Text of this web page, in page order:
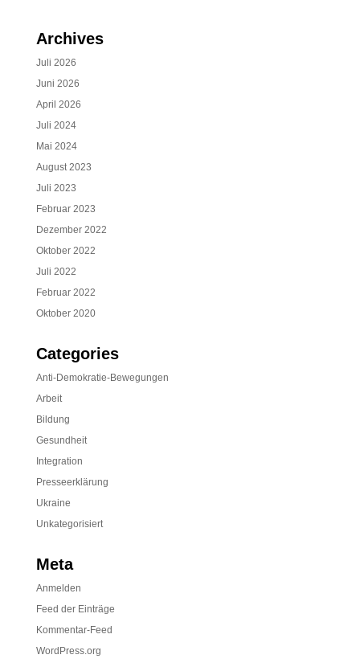
Archives
Juli 2026
Juni 2026
April 2026
Juli 2024
Mai 2024
August 2023
Juli 2023
Februar 2023
Dezember 2022
Oktober 2022
Juli 2022
Februar 2022
Oktober 2020
Categories
Anti-Demokratie-Bewegungen
Arbeit
Bildung
Gesundheit
Integration
Presseerklärung
Ukraine
Unkategorisiert
Meta
Anmelden
Feed der Einträge
Kommentar-Feed
WordPress.org